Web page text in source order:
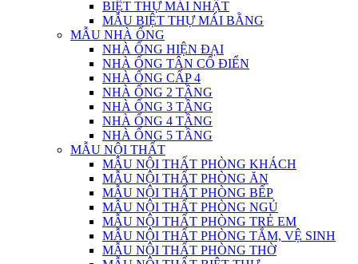
BIỆT THỰ MÁI NHẬT
MẪU BIỆT THỰ MÁI BẰNG
MẪU NHÀ ỐNG
NHÀ ỐNG HIỆN ĐẠI
NHÀ ỐNG TÂN CỔ ĐIỂN
NHÀ ỐNG CẤP 4
NHÀ ỐNG 2 TẦNG
NHÀ ỐNG 3 TẦNG
NHÀ ỐNG 4 TẦNG
NHÀ ỐNG 5 TẦNG
MẪU NỘI THẤT
MẪU NỘI THẤT PHÒNG KHÁCH
MẪU NỘI THẤT PHÒNG ĂN
MẪU NỘI THẤT PHÒNG BẾP
MẪU NỘI THẤT PHÒNG NGỦ
MẪU NỘI THẤT PHÒNG TRẺ EM
MẪU NỘI THẤT PHÒNG TẮM, VỆ SINH
MẪU NỘI THẤT PHÒNG THỜ